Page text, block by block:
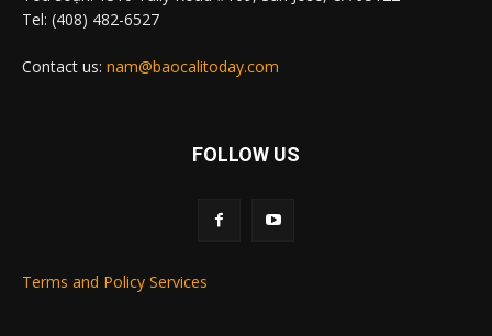
Tel: (408) 482-6527
Contact us: nam@baocalitoday.com
FOLLOW US
Terms and Policy Services